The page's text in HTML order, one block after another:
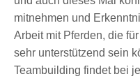
mitnehmen und
Arbeit mit Pferden, die
sehr unterstützend sein
Teambuilding findet bei